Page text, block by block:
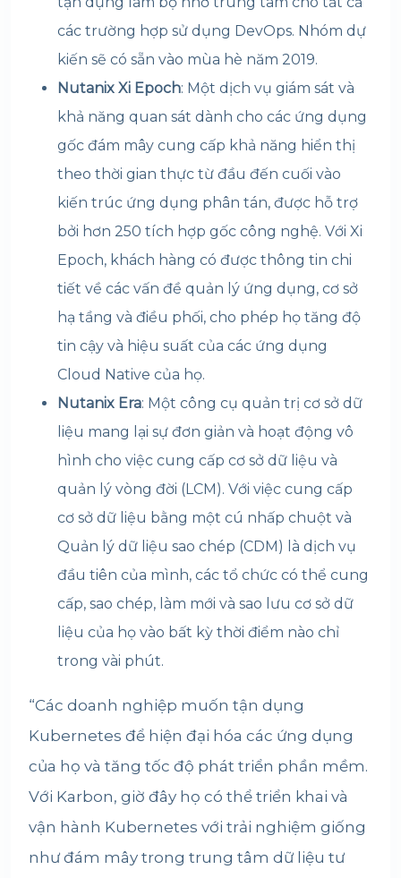
các trường hợp sử dụng DevOps. Nhóm dự
kiến ​​sẽ có sẵn vào mùa hè năm 2019.
Nutanix Xi Epoch: Một dịch vụ giám sát và
khả năng quan sát dành cho các ứng dụng
gốc đám mây cung cấp khả năng hiển thị
theo thời gian thực từ đầu đến cuối vào
kiến ​​trúc ứng dụng phân tán, được hỗ trợ
bởi hơn 250 tích hợp gốc công nghệ. Với Xi
Epoch, khách hàng có được thông tin chi
tiết về các vấn đề quản lý ứng dụng, cơ sở
hạ tầng và điều phối, cho phép họ tăng độ
tin cậy và hiệu suất của các ứng dụng
Cloud Native của họ.
Nutanix Era: Một công cụ quản trị cơ sở dữ
liệu mang lại sự đơn giản và hoạt động vô
hình cho việc cung cấp cơ sở dữ liệu và
quản lý vòng đời (LCM). Với việc cung cấp
cơ sở dữ liệu bằng một cú nhấp chuột và
Quản lý dữ liệu sao chép (CDM) là dịch vụ
đầu tiên của mình, các tổ chức có thể cung
cấp, sao chép, làm mới và sao lưu cơ sở dữ
liệu của họ vào bất kỳ thời điểm nào chỉ
trong vài phút.
“Các doanh nghiệp muốn tận dụng
Kubernetes để hiện đại hóa các ứng dụng
của họ và tăng tốc độ phát triển phần mềm.
Với Karbon, giờ đây họ có thể triển khai và
vận hành Kubernetes với trải nghiệm giống
như đám mây trong trung tâm dữ liệu tư